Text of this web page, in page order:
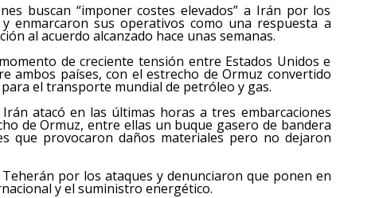
buscan “imponer costes elevados” a Irán por los
enmarcaron sus operativos como una respuesta a
al acuerdo alcanzado hace unas semanas.
de creciente tensión entre Estados Unidos e
ambos países, con el estrecho de Ormuz convertido
el transporte mundial de petróleo y gas.
atacó en las últimas horas a tres embarcaciones
de Ormuz, entre ellas un buque gasero de bandera
que provocaron daños materiales pero no dejaron
por los ataques y denunciaron que ponen en
y el suministro energético.